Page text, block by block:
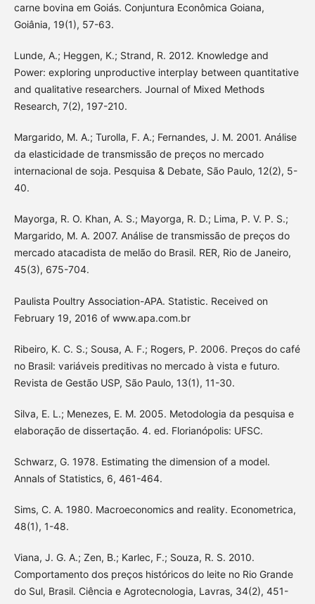
carne bovina em Goiás. Conjuntura Econômica Goiana,
Goiânia, 19(1), 57-63.
Lunde, A.; Heggen, K.; Strand, R. 2012. Knowledge and
Power: exploring unproductive interplay between quantitative
and qualitative researchers. Journal of Mixed Methods
Research, 7(2), 197-210.
Margarido, M. A.; Turolla, F. A.; Fernandes, J. M. 2001. Análise
da elasticidade de transmissão de preços no mercado
internacional de soja. Pesquisa & Debate, São Paulo, 12(2), 5-
40.
Mayorga, R. O. Khan, A. S.; Mayorga, R. D.; Lima, P. V. P. S.;
Margarido, M. A. 2007. Análise de transmissão de preços do
mercado atacadista de melão do Brasil. RER, Rio de Janeiro,
45(3), 675-704.
Paulista Poultry Association-APA. Statistic. Received on
February 19, 2016 of www.apa.com.br
Ribeiro, K. C. S.; Sousa, A. F.; Rogers, P. 2006. Preços do café
no Brasil: variáveis preditivas no mercado à vista e futuro.
Revista de Gestão USP, São Paulo, 13(1), 11-30.
Silva, E. L.; Menezes, E. M. 2005. Metodologia da pesquisa e
elaboração de dissertação. 4. ed. Florianópolis: UFSC.
Schwarz, G. 1978. Estimating the dimension of a model.
Annals of Statistics, 6, 461-464.
Sims, C. A. 1980. Macroeconomics and reality. Econometrica,
48(1), 1-48.
Viana, J. G. A.; Zen, B.; Karlec, F.; Souza, R. S. 2010.
Comportamento dos preços históricos do leite no Rio Grande
do Sul, Brasil. Ciência e Agrotecnologia, Lavras, 34(2), 451-